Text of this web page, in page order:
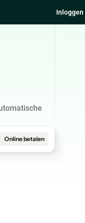
Online betalen